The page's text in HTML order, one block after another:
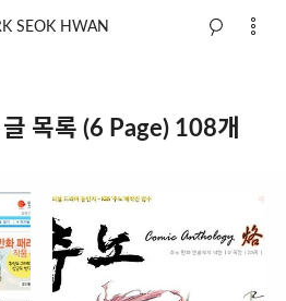
SEOK HWAN
목록 (6 Page) 108개